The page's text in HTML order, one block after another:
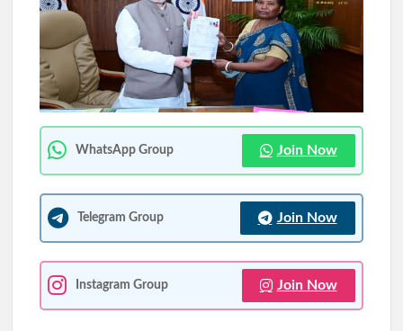
विधानसभा घेराव को लेकर रांची में कड़ी सुरक्षा, अरगोड़ा से विधानसभा तक
तीन-स्तरीय बैरिकेडिंग
रांची : क्या टलेगा कल का स्टूडेंट प्रोटेस्ट? आज की रात बेहद अहम, सरकार
WhatsApp Group Join Now
Telegram Group Join Now
Instagram Group Join Now